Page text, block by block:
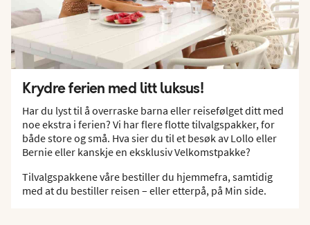
Krydre ferien med litt luksus!
Har du lyst til å overraske barna eller reisefølget ditt med
noe ekstra i ferien? Vi har flere flotte tilvalgspakker, for
både store og små. Hva sier du til et besøk av Lollo eller
Bernie eller kanskje en eksklusiv Velkomstpakke?
Tilvalgspakkene våre bestiller du hjemmefra, samtidig
med at du bestiller reisen – eller etterpå, på Min side.